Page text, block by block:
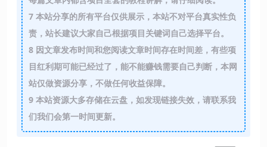
7本站分享的所有平台仅供展示，本站不对平台真实性负
责，站长建议大家自己根据项目关键词自己选择平台。
8因文章发布时间和您阅读文章时间存在时间差，有些项
目红利期可能已经过了，能不能赚钱需要自己判断，本网
站仅做资源分享，不做任何收益保障。
9本站资源大多存储在云盘，如发现链接失效，请联系我
们我们会第一时间更新。